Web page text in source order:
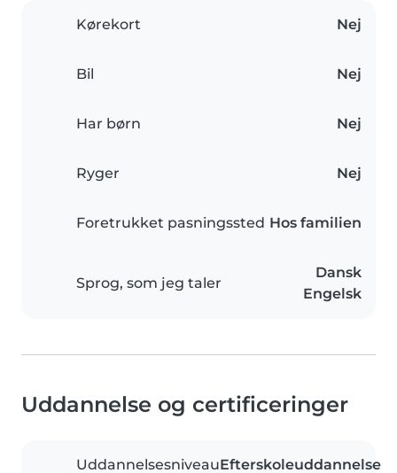
Kørekort Nej
Bil Nej
Har børn Nej
Ryger Nej
Foretrukket pasningssted Hos familien
Sprog, som jeg taler
Dansk
Engelsk
Uddannelse og certificeringer
UddannelsesniveauEfterskoleuddannelse